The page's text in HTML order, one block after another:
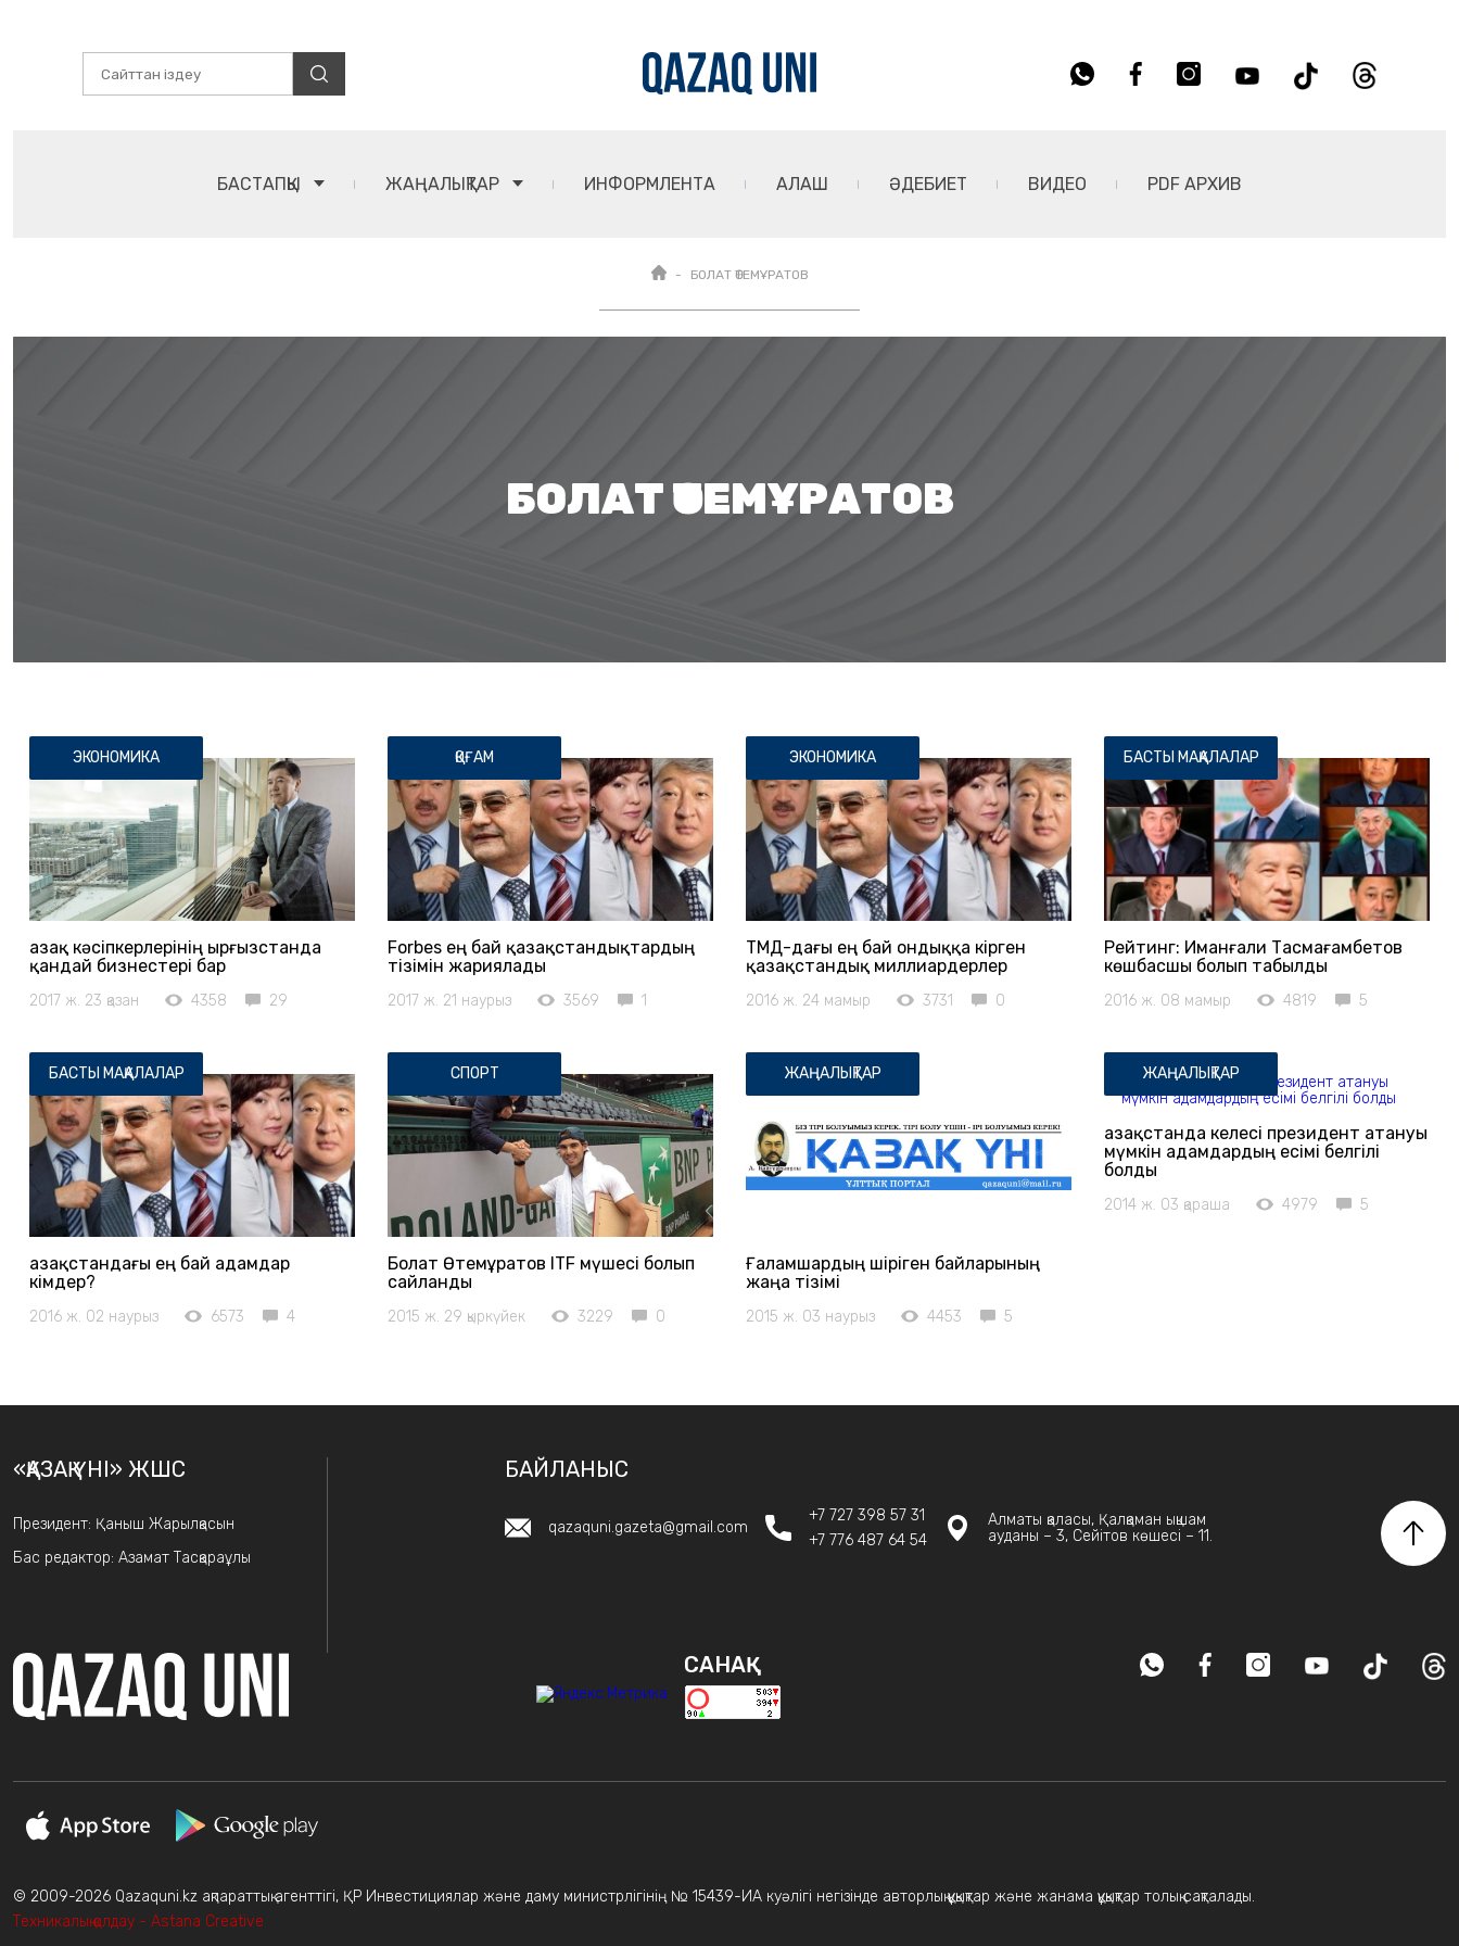
БАСТАПҚЫ ЖАҢАЛЫҚТАР ИНФОРМЛЕНТА АЛАШ ӘДЕБИЕТ ВИДЕО PDF АРХИВ
БОЛАТ ӨТЕМҰРАТОВ
БОЛАТ ӨТЕМҰРАТОВ
ЭКОНОМИКА
Қазақ кәсіпкерлерінің Қырғызстанда
қандай бизнестері бар
2017 ж. 23 қазан 4358 29
ҚОҒАМ
Forbes ең бай қазақстандықтардың
тізімін жариялады
2017 ж. 21 наурыз 3569 1
ЭКОНОМИКА
ТМД-дағы ең бай ондыққа кірген
қазақстандық миллиардерлер
2016 ж. 24 мамыр 3731 0
БАСТЫ МАҚАЛАЛАР
Рейтинг: Иманғали Тасмағамбетов
көшбасшы болып табылды
2016 ж. 08 мамыр 4819 5
БАСТЫ МАҚАЛАЛАР
Қазақстандағы ең бай адамдар
кімдер?
2016 ж. 02 наурыз 6573 4
СПОРТ
Болат Өтемұратов ITF мүшесі болып
сайланды
2015 ж. 29 қыркүйек 3229 0
ЖАҢАЛЫҚТАР
Ғаламшардың шіріген байларының
жаңа тізімі
2015 ж. 03 наурыз 4453 5
ЖАҢАЛЫҚТАР
Қазақстанда келесі президент атануы
мүмкін адамдардың есімі белгілі
болды
2014 ж. 03 қараша 4979 5
«ҚАЗАҚ ҮНІ» ЖШС
Президент: Қаныш Жарылқасын
Бас редактор: Азамат Тасқараұлы
БАЙЛАНЫС
qazaquni.gazeta@gmail.com
+7 727 398 57 31
+7 776 487 64 54
Алматы қаласы, Қалқаман ықшам
ауданы – 3, Сейітов көшесі – 11.
САНАҚ
© 2009-2026 Qazaquni.kz ақпараттық агенттігі, ҚР Инвестициялар және даму министрлігінің № 15439-ИА куәлігі негізінде авторлық құқықтар және жанама құқықтар толық сақталады.
Техникалық қолдау - Astana Creative